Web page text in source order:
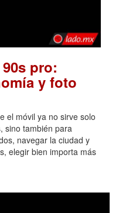
pro:
y foto
el móvil ya no sirve solo
sino también para
navegar la ciudad y
elegir bien importa más